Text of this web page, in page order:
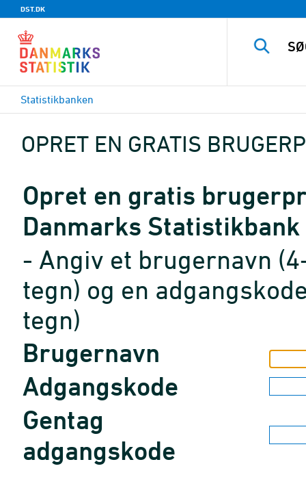
DST.DK
Statistikbanken
OPRET EN GRATIS
Opret en gratis
Danmarks Statistikbank
- Angiv et brugernavn
tegn) og en
tegn)
Brugernavn
Adgangskode
Gentag
adgangskode